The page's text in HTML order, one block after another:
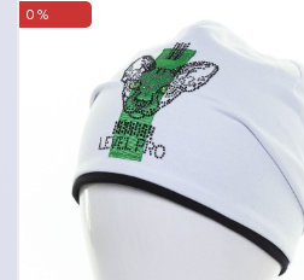
0%